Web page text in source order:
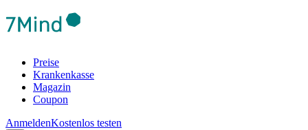
Preise
Krankenkasse
Magazin
Coupon
AnmeldenKostenlos testen